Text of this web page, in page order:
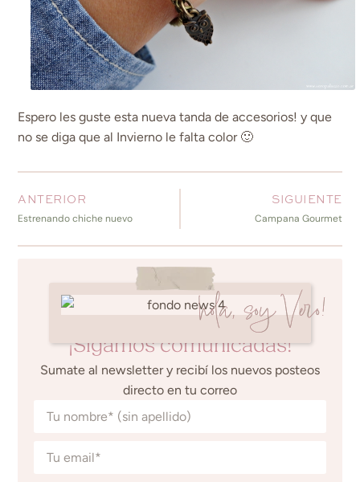
Espero les guste esta nueva tanda de accesorios! y que
no se diga que al Invierno le falta color 🙂
ANTERIOR
Estrenando chiche nuevo
SIGUIENTE
Campana Gourmet
hola, soy Vero!
¡Sigamos comunicadas!
Sumate al newsletter y recibí los nuevos posteos
directo en tu correo